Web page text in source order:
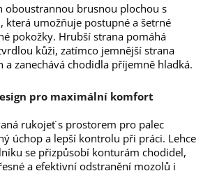
oboustrannou brusnou plochou s
, která umožňuje postupné a šetrné
pokožky. Hrubší strana pomáhá
kůži, zatímco jemnější strana
a zanechává chodidla příjemně hladká.
pro maximální komfort
rukojeť s prostorem pro palec
úchop a lepší kontrolu při práci. Lehce
se přizpůsobí konturám chodidel,
a efektivní odstranění mozolů i